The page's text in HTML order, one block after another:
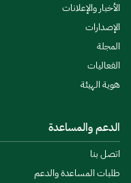
الأخبار والإعلانات
الإصدارات
المجلة
الفعاليات
هوية الهيئة
الدعم والمساعدة
اتصل بنا
طلبات المساعدة والدعم